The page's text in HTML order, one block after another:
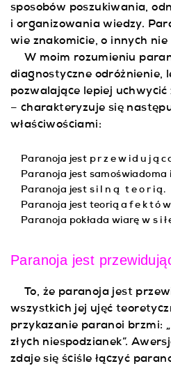
sposobów poszukiwania,
i organizowania wiedzy.
wie znakomicie, o innych nie
W moim rozumieniu
diagnostyczne odróżnienie,
pozwalające lepiej
– charakteryzuje się
właściwościami:
Paranoja jest przewidując
Paranoja jest samoświadoma i
Paranoja jest silną teorią.
Paranoja jest teorią
Paranoja pokłada wiarę w
Paranoja jest
To, że paranoja jest
wszystkich jej ujęć
przykazanie paranoi brzmi:
złych niespodzianek”.
zdaje się ściśle łączyć